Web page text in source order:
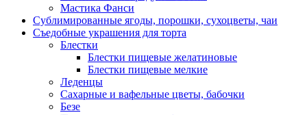
Мастика Фанси
Сублимированные ягоды, порошки, сухоцветы, чаи
Съедобные украшения для торта
Блестки
Блестки пищевые желатиновые
Блестки пищевые мелкие
Леденцы
Сахарные и вафельные цветы, бабочки
Безе